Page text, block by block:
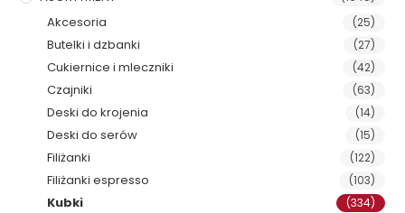
Akcesoria (25)
Butelki i dzbanki (27)
Cukiernice i mleczniki (42)
Czajniki (63)
Deski do krojenia (14)
Deski do serów (15)
Filiżanki (122)
Filiżanki espresso (103)
Kubki (334)